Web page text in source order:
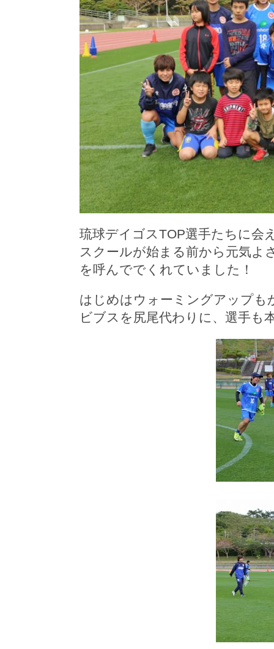
琉球デイゴスTOP選手たちに会
スクールが始まる前から元気よ
を呼んででくれていました！
はじめはウォーミングアップ
ビブスを尻尾代わりに、選手も